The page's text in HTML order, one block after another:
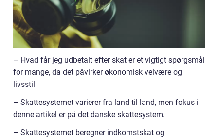
– Hvad får jeg udbetalt efter skat er et vigtigt spørgsmål
for mange, da det påvirker økonomisk velvære og
livsstil.
– Skattesystemet varierer fra land til land, men fokus i
denne artikel er på det danske skattesystem.
– Skattesystemet beregner indkomstskat og